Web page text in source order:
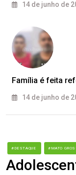
14 de junho de
Família é feita
14 de junho de
#DESTAQUE #MATO